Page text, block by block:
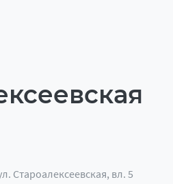
Староалексеевская, вл. 5